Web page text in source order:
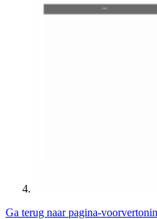
Ga terug naar pagina-